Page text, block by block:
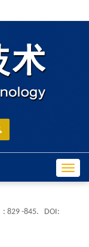
: 829 -845.
DOI: